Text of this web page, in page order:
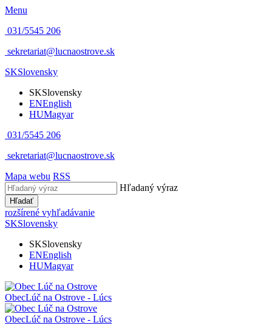
Menu
031/5545 206
sekretariat@lucnaostrove.sk
SKSlovensky
SKSlovensky
ENEnglish
HUMagyar
031/5545 206
sekretariat@lucnaostrove.sk
Mapa webu RSS
Hľadaný výraz
Hľadať
rozšírené vyhľadávanie
SKSlovensky
SKSlovensky
ENEnglish
HUMagyar
ObecLúč na Ostrove - Lúcs
ObecLúč na Ostrove - Lúcs